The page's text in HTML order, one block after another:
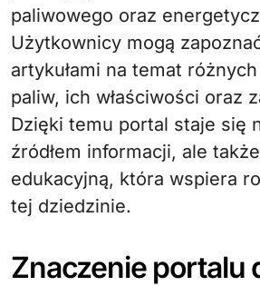
paliwowego oraz
Użytkownicy mogą
artykułami na temat
paliw, ich właściwości oraz
Dzięki temu portal staje się
źródłem informacji, ale
edukacyjną, która wspiera
tej dziedzinie.
Znaczenie portalu